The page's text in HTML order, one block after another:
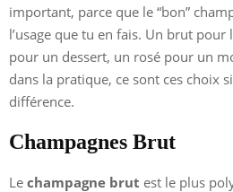
important, parce que le “bon”
l’usage que tu en fais. Un brut pour
pour un dessert, un rosé pour un
dans la pratique, ce sont ces choix
différence.
Champagnes Brut
Le champagne brut est le plus